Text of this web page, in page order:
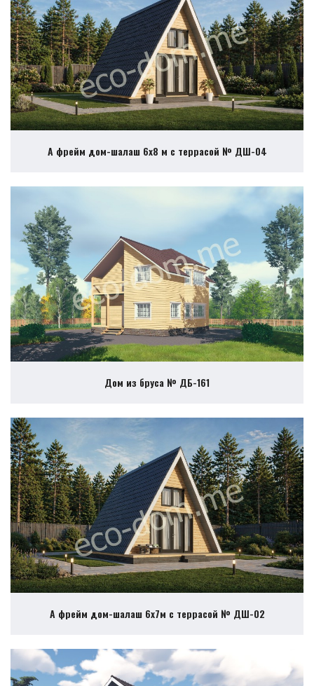
А фрейм дом-шалаш 6х8 м с террасой № ДШ-04
Дом из бруса № ДБ-161
А фрейм дом-шалаш 6х7м с террасой № ДШ-02